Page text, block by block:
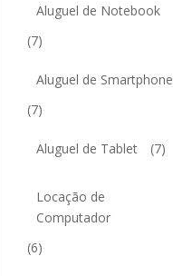
Aluguel de Notebook
(7)
Aluguel de Smartphone
(7)
Aluguel de Tablet (7)
Locação de
Computador
(6)